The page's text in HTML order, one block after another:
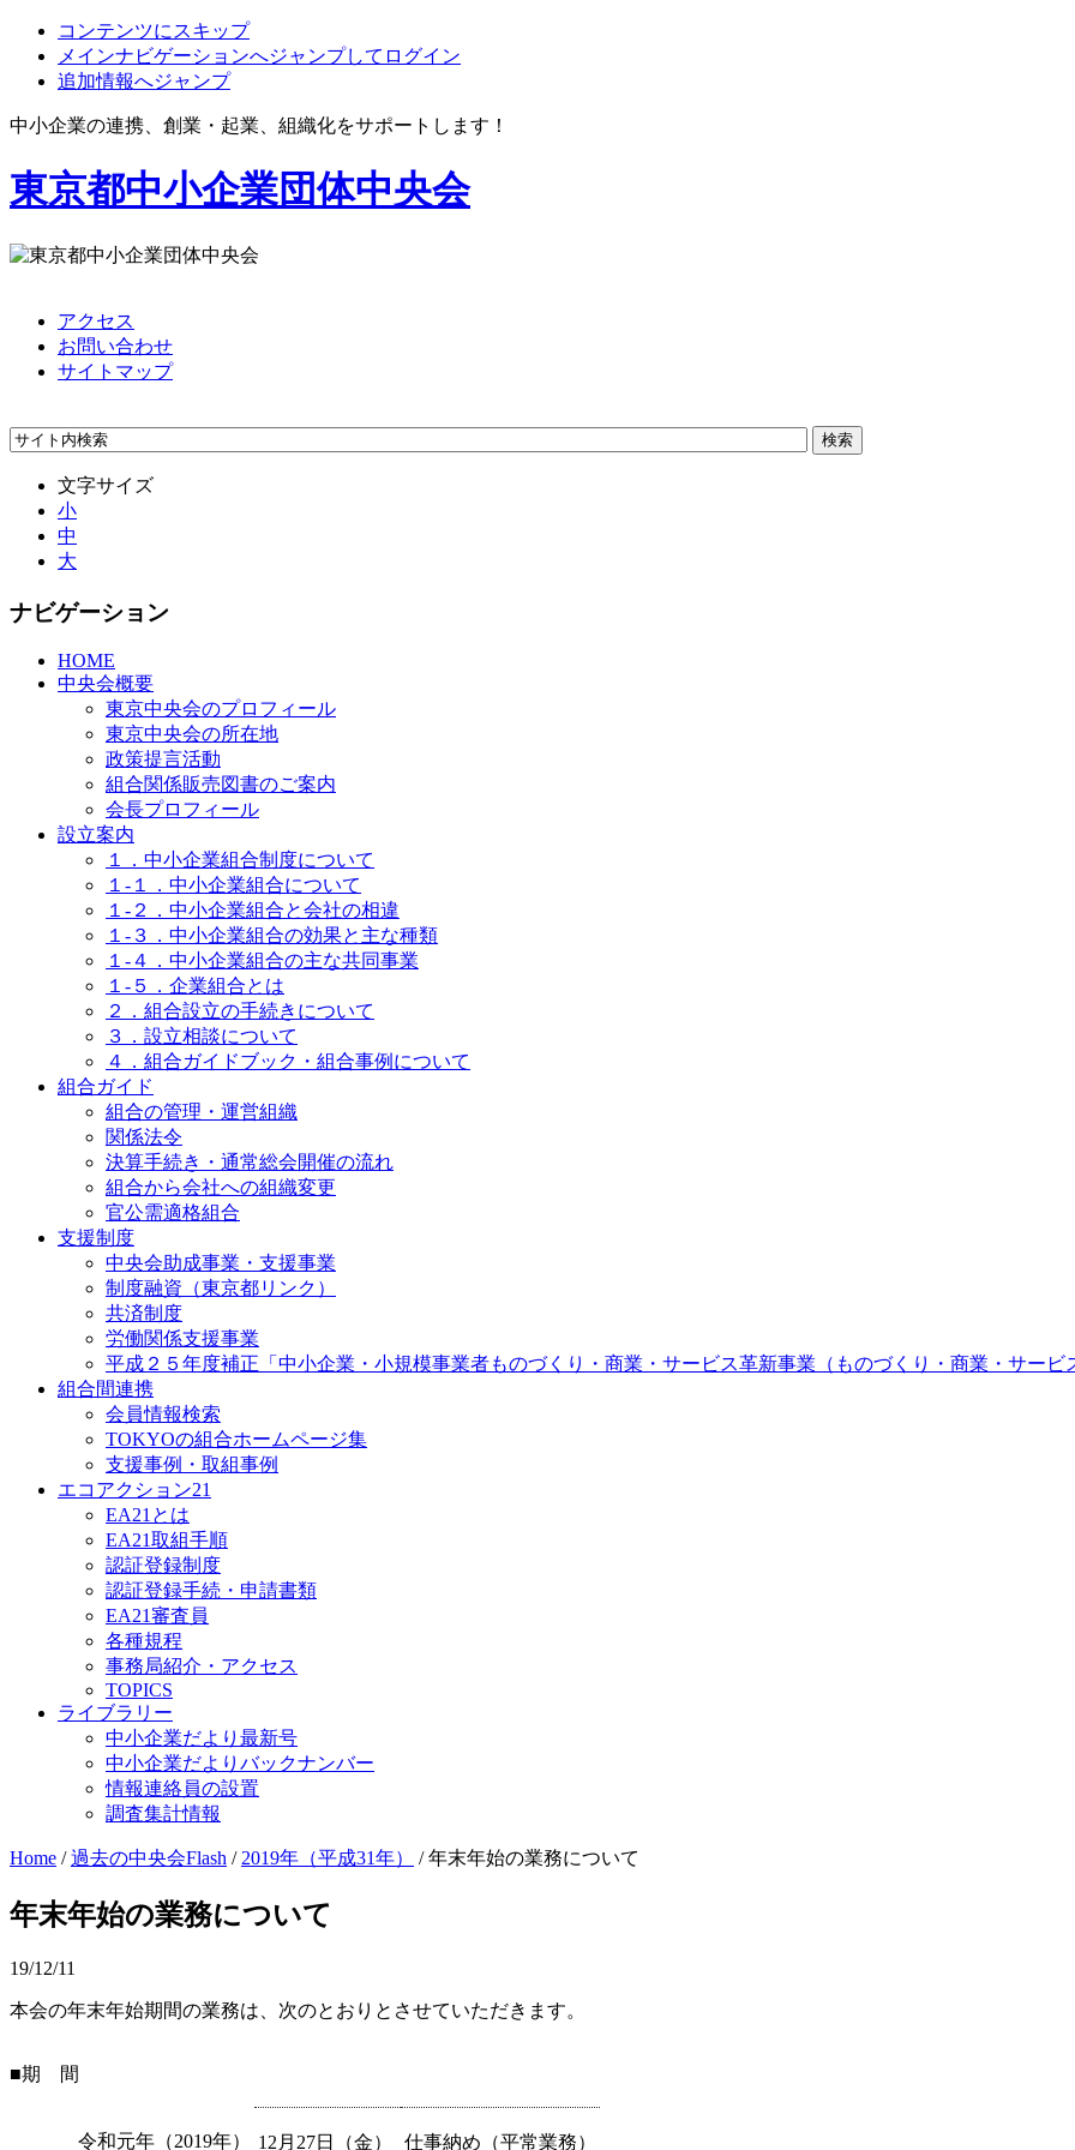
コンテンツにスキップ
メインナビゲーションへジャンプしてログイン
追加情報へジャンプ
中小企業の連携、創業・起業、組織化をサポートします！
東京都中小企業団体中央会
アクセス
お問い合わせ
サイトマップ
文字サイズ
小
中
大
ナビゲーション
HOME
中央会概要
東京中央会のプロフィール
東京中央会の所在地
政策提言活動
組合関係販売図書のご案内
会長プロフィール
設立案内
１．中小企業組合制度について
１-１．中小企業組合について
１-２．中小企業組合と会社の相違
１-３．中小企業組合の効果と主な種類
１-４．中小企業組合の主な共同事業
１-５．企業組合とは
２．組合設立の手続きについて
３．設立相談について
４．組合ガイドブック・組合事例について
組合ガイド
組合の管理・運営組織
関係法令
決算手続き・通常総会開催の流れ
組合から会社への組織変更
官公需適格組合
支援制度
中央会助成事業・支援事業
制度融資（東京都リンク）
共済制度
労働関係支援事業
平成２５年度補正「中小企業・小規模事業者ものづくり・商業・サービス革新事業（ものづくり・商業・サービ
組合間連携
会員情報検索
TOKYOの組合ホームページ集
支援事例・取組事例
エコアクション21
EA21とは
EA21取組手順
認証登録制度
認証登録手続・申請書類
EA21審査員
各種規程
事務局紹介・アクセス
TOPICS
ライブラリー
中小企業だより最新号
中小企業だよりバックナンバー
情報連絡員の設置
調査集計情報
Home /過去の中央会Flash / 2019年（平成31年） /年末年始の業務について
年末年始の業務について
19/12/11
本会の年末年始期間の業務は、次のとおりとさせていただきます。
■期 間
令和元年（2019年） 12月27日（金） 仕事納め（平常業務）